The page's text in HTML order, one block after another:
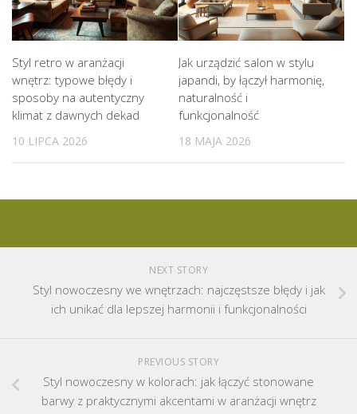
Styl retro w aranżacji
wnętrz: typowe błędy i
sposoby na autentyczny
klimat z dawnych dekad
10 LIPCA 2026
Jak urządzić salon w stylu
japandi, by łączył harmonię,
naturalność i
funkcjonalność
18 MAJA 2026
NEXT STORY
Styl nowoczesny we wnętrzach: najczęstsze błędy i jak
ich unikać dla lepszej harmonii i funkcjonalności
PREVIOUS STORY
Styl nowoczesny w kolorach: jak łączyć stonowane
barwy z praktycznymi akcentami w aranżacji wnętrz